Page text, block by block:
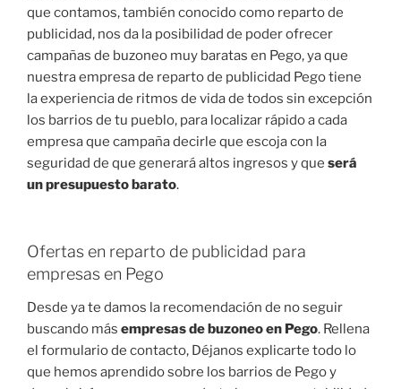
que contamos, también conocido como reparto de
publicidad, nos da la posibilidad de poder ofrecer
campañas de buzoneo muy baratas en Pego, ya que
nuestra empresa de reparto de publicidad Pego tiene
la experiencia de ritmos de vida de todos sin excepción
los barrios de tu pueblo, para localizar rápido a cada
empresa que campaña decirle que escoja con la
seguridad de que generará altos ingresos y que será
un presupuesto barato.
Ofertas en reparto de publicidad para
empresas en Pego
Desde ya te damos la recomendación de no seguir
buscando más empresas de buzoneo en Pego. Rellena
el formulario de contacto, Déjanos explicarte todo lo
que hemos aprendido sobre los barrios de Pego y